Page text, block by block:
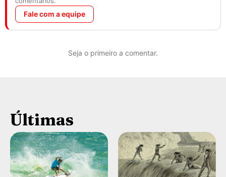
Fale com a equipe
Seja o primeiro a comentar.
Últimas